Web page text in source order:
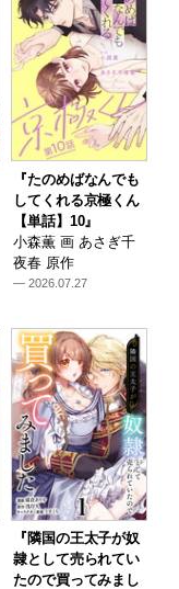
『たのめばなんでも
してくれる京極くん
【単話】10』
小森薫 画 あさぎ千
夜春 原作
— 2026.07.27
『隣国の王太子が奴
隷として売られてい
たので買ってみまし